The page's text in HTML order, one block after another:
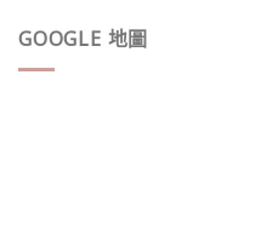
GOOGLE 地圖